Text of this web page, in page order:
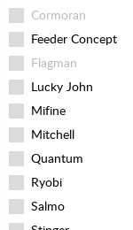
Cormoran
Feeder Concept
Flagman
Lucky John
Mifine
Mitchell
Quantum
Ryobi
Salmo